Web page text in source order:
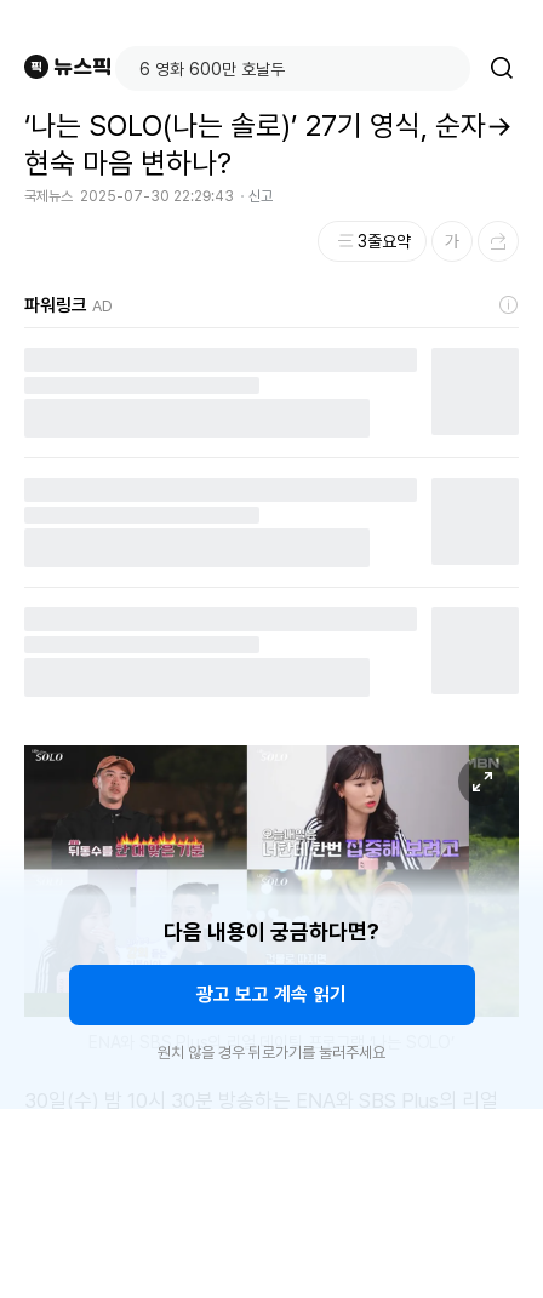
‘나는 SOLO(나는 솔로)’ 27기 영식, 순자→
현숙 마음 변하나?
국제뉴스 2025-07-30 22:29:43 신고
3줄요약
파워링크 AD
ENA와 SBS Plus의 리얼 데이팅 프로그램 ‘나는 SOLO’
다음 내용이 궁금하다면?
광고 보고 계속 읽기
원치 않을 경우 뒤로가기를 눌러주세요